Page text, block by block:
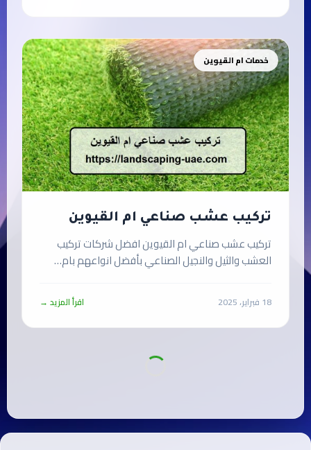
خدمات ام القيوين
تركيب عشب صناعي ام القيوين
تركيب عشب صناعي ام القيوين افضل شركات تركيب
العشب والثيل والنجيل الصناعي بأفضل انواعهم بام…
18 فبراير، 2025 اقرأ المزيد →